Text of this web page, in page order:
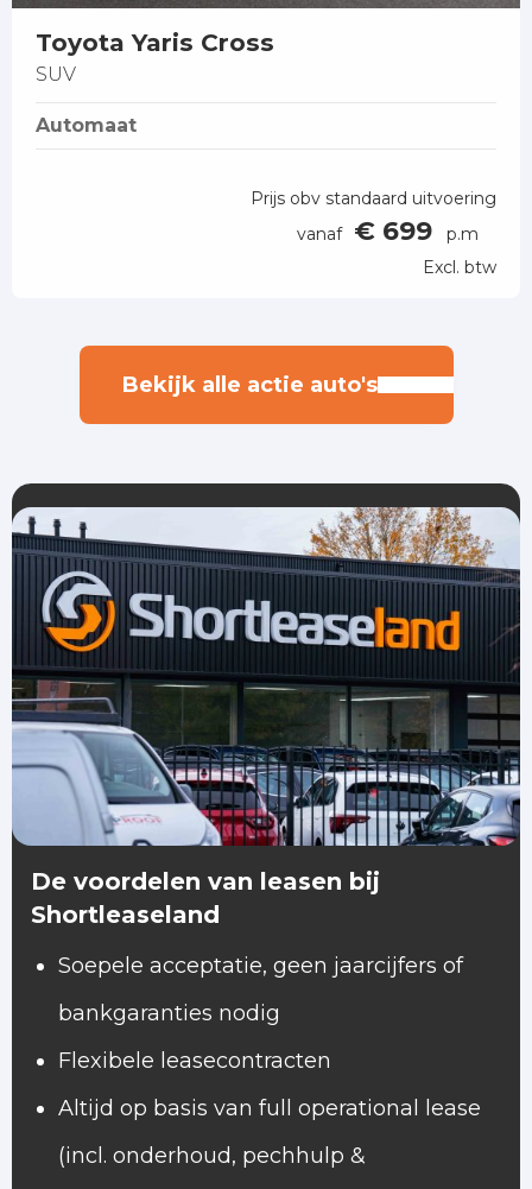
Toyota Yaris Cross
SUV
Automaat
Prijs obv standaard uitvoering
vanaf € 699
p.m
Excl. btw
Bekijk alle actie auto's
De voordelen van leasen bij
Shortleaseland
Soepele acceptatie, geen jaarcijfers of
bankgaranties nodig
Flexibele leasecontracten
Altijd op basis van full operational lease
(incl. onderhoud, pechhulp &